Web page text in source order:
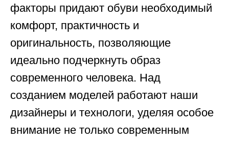
факторы придают обуви необходимый
комфорт, практичность и
оригинальность, позволяющие
идеально подчеркнуть образ
современного человека. Над
созданием моделей работают наши
дизайнеры и технологи, уделяя особое
внимание не только современным